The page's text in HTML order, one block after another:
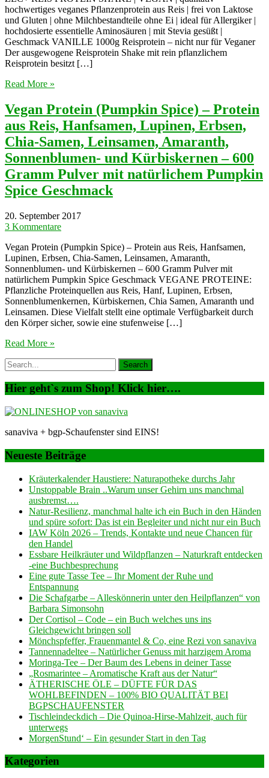
hochwertiges veganes Pflanzenprotein aus Reis | frei von Laktose
und Gluten | ohne Milchbestandteile ohne Ei | ideal für Allergiker |
hochdosierte essentielle Aminosäuren | mit Stevia gesüßt |
Geschmack VANILLE 1000g Reisprotein – nicht nur für Veganer
Der ausgewogene Reisprotein Shake mit rein pflanzlichem
Reisprotein besitzt […]
Read More »
Vegan Protein (Pumpkin Spice) – Protein
aus Reis, Hanfsamen, Lupinen, Erbsen,
Chia-Samen, Leinsamen, Amaranth,
Sonnenblumen- und Kürbiskernen – 600
Gramm Pulver mit natürlichem Pumpkin
Spice Geschmack
20. September 2017
3 Kommentare
Vegan Protein (Pumpkin Spice) – Protein aus Reis, Hanfsamen,
Lupinen, Erbsen, Chia-Samen, Leinsamen, Amaranth,
Sonnenblumen- und Kürbiskernen – 600 Gramm Pulver mit
natürlichem Pumpkin Spice Geschmack VEGANE PROTEINE:
Pflanzliche Proteinquellen aus Reis, Hanf, Lupinen, Erbsen,
Sonnenblumenkernen, Kürbiskernen, Chia Samen, Amaranth und
Leinsamen. Diese Vielfalt stellt eine optimale Verfügbarkeit durch
den Körper sicher, sowie eine stufenweise […]
Read More »
Hier geht`s zum Shop! Klick hier….
sanaviva + bgp-Schaufenster sind EINS!
Neueste Beiträge
Kräuterkalender Haustiere: Naturapotheke durchs Jahr
Unstoppable Brain ..Warum unser Gehirn uns manchmal
ausbremst….
Natur-Resilienz, manchmal halte ich ein Buch in den Händen
und spüre sofort: Das ist ein Begleiter und nicht nur ein Buch
IAW Köln 2026 – Trends, Kontakte und neue Chancen für
den Handel
Essbare Heilkräuter und Wildpflanzen – Naturkraft entdecken
-eine Buchbesprechung
Eine gute Tasse Tee – Ihr Moment der Ruhe und
Entspannung
Die Schafgarbe – Alleskönnerin unter den Heilpflanzen“ von
Barbara Simonsohn
Der Cortisol – Code – ein Buch welches uns ins
Gleichgewicht bringen soll
Mönchspfeffer, Frauenmantel & Co, eine Rezi von sanaviva
Tannennadeltee – Natürlicher Genuss mit harzigem Aroma
Moringa-Tee – Der Baum des Lebens in deiner Tasse
„Rosmarintee – Aromatische Kraft aus der Natur“
ÄTHERISCHE ÖLE – DÜFTE FÜR DAS
WOHLBEFINDEN – 100% BIO QUALITÄT BEI
BGPSCHAUFENSTER
Tischleindeckdich – Die Quinoa-Hirse-Mahlzeit, auch für
unterwegs
MorgenStund‘ – Ein gesunder Start in den Tag
Kategorien